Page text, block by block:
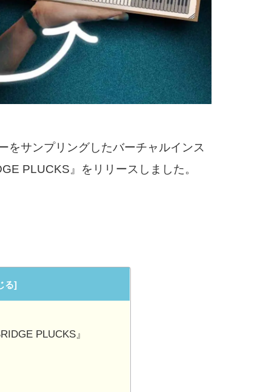
をサンプリングしたバーチャルインス
PLUCKS』をリリースしました。
PLUCKS』